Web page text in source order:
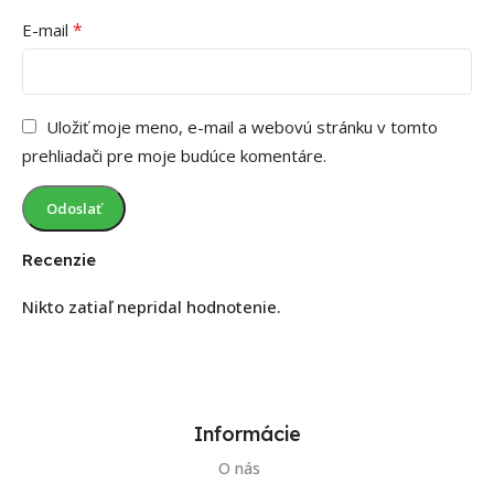
Recenzie
Nikto zatiaľ nepridal hodnotenie.
E-mail *
Uložiť moje meno, e-mail a webovú stránku v tomto
prehliadači pre moje budúce komentáre.
Informácie
O nás